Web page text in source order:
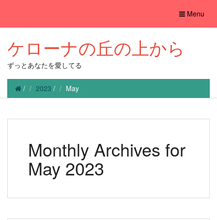
Toggle
Menu
ケローナの丘の上から
ずっとあなたを愛してる
/ 2023 / May
Monthly Archives for
May 2023